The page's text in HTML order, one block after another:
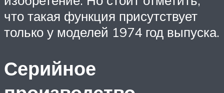
что такая функция присутствует
только у моделей 1974 год выпуска.
Серийное